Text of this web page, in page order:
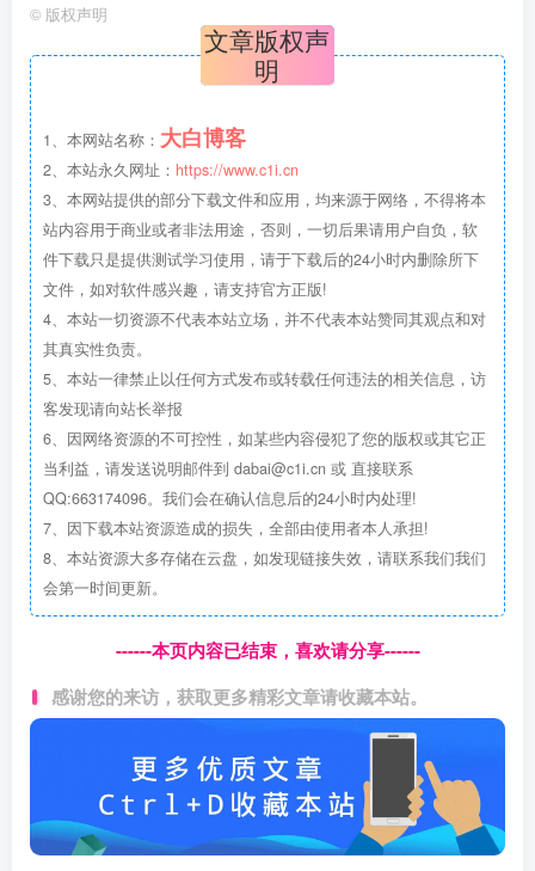
© 版权声明
文章版权声
明
1、本网站名称： 大白博客
2、本站永久网址： https://www.c1i.cn
3、本网站提供的部分下载文件和应用，均来源于网络，不得将本
站内容用于商业或者非法用途，否则，一切后果请用户自负，软
件下载只是提供测试学习使用，请于下载后的24小时内删除所下
文件，如对软件感兴趣，请支持官方正版!
4、本站一切资源不代表本站立场，并不代表本站赞同其观点和对
其真实性负责。
5、本站一律禁止以任何方式发布或转载任何违法的相关信息，访
客发现请向站长举报
6、因网络资源的不可控性，如某些内容侵犯了您的版权或其它正
当利益，请发送说明邮件到 dabai@c1i.cn 或 直接联系
QQ:663174096。我们会在确认信息后的24小时内处理!
7、因下载本站资源造成的损失，全部由使用者本人承担!
8、本站资源大多存储在云盘，如发现链接失效，请联系我们我们
会第一时间更新。
------本页内容已结束，喜欢请分享------
感谢您的来访，获取更多精彩文章请收藏本站。